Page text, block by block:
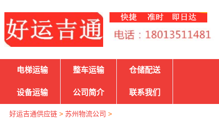
电梯运输 整车运输 仓储配送
设备运输 公司简介 联系我们
好运吉通供应链> 苏州物流公司 >